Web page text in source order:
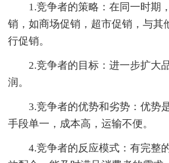
1.竞争者的策略：在同一时期
销，如商场促销，超市促销，与其
行促销。
2.竞争者的目标：进一步扩大
润。
3.竞争者的优势和劣势：优势
手段单一，成本高，运输不便。
4.竞争者的反应模式：有完整